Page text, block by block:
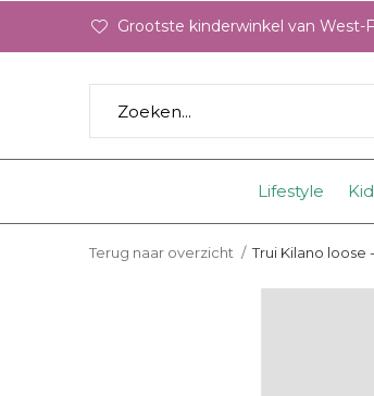
Lifestyle
Grootste kinderwinkel van West-
Terug naar overzicht Trui Kilano loose